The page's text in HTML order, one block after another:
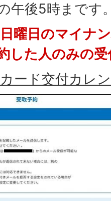
午後5時まです
曜日のマイナ
した人のみの
ード交付カレ